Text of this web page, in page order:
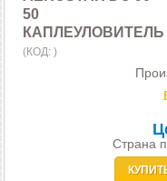
50
КАПЛЕУЛОВИТЕЛЬ
(КОД: )
Страна